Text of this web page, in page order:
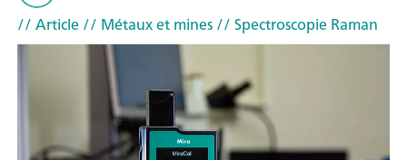
// Article// Métaux et mines// Spectroscopie Raman